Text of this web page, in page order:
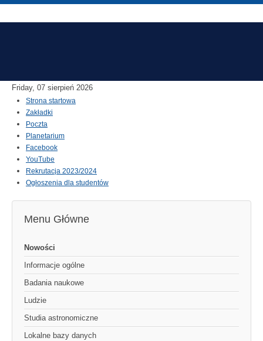
Friday, 07 sierpień 2026
Strona startowa
Zakładki
Poczta
Planetarium
Facebook
YouTube
Rekrutacja 2023/2024
Ogłoszenia dla studentów
Menu Główne
Nowości
Informacje ogólne
Badania naukowe
Ludzie
Studia astronomiczne
Lokalne bazy danych